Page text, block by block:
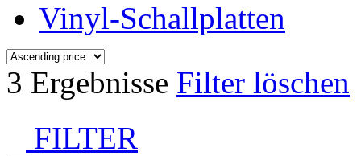
Vinyl-Schallplatten
3 Ergebnisse Filter löschen
FILTER